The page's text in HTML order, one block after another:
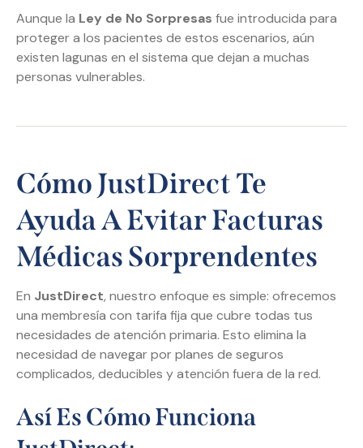
Aunque la Ley de No Sorpresas fue introducida para
proteger a los pacientes de estos escenarios, aún
existen lagunas en el sistema que dejan a muchas
personas vulnerables.
Cómo JustDirect Te
Ayuda A Evitar Facturas
Médicas Sorprendentes
En JustDirect, nuestro enfoque es simple: ofrecemos
una membresía con tarifa fija que cubre todas tus
necesidades de atención primaria. Esto elimina la
necesidad de navegar por planes de seguros
complicados, deducibles y atención fuera de la red.
Así Es Cómo Funciona